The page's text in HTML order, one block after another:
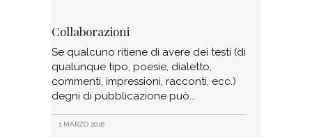
Collaborazioni
Se qualcuno ritiene di avere dei testi (di
qualunque tipo, poesie, dialetto,
commenti, impressioni, racconti, ecc.)
degni di pubblicazione può
1 MARZO 2016